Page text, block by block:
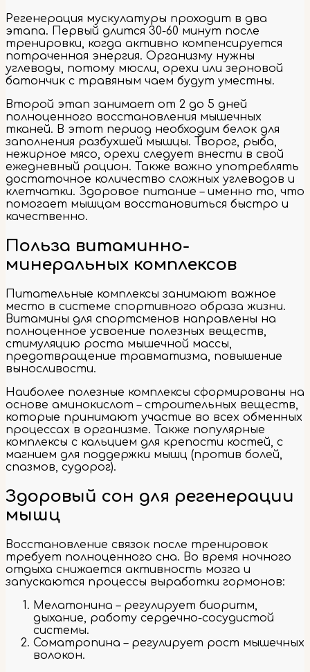
Регенерация мускулатуры проходит в два
этапа. Первый длится 30-60 минут после
тренировки, когда активно компенсируется
потраченная энергия. Организму нужны
углеводы, потому мюсли, орехи или зерновой
батончик с травяным чаем будут уместны.
Второй этап занимает от 2 до 5 дней
полноценного восстановления мышечных
тканей. В этот период необходим белок для
заполнения разбухшей мышцы. Творог, рыба,
нежирное мясо, орехи следует внести в свой
ежедневный рацион. Также важно употреблять
достаточное количество сложных углеводов и
клетчатки. Здоровое питание – именно то, что
помогает мышцам восстановиться быстро и
качественно.
Польза витаминно-
минеральных комплексов
Питательные комплексы занимают важное
место в системе спортивного образа жизни.
Витамины для спортсменов направлены на
полноценное усвоение полезных веществ,
стимуляцию роста мышечной массы,
предотвращение травматизма, повышение
выносливости.
Наиболее полезные комплексы сформированы на
основе аминокислот – строительных веществ,
которые принимают участие во всех обменных
процессах в организме. Также популярные
комплексы с кальцием для крепости костей, с
магнием для поддержки мышц (против болей,
спазмов, судорог).
Здоровый сон для регенерации
мышц
Восстановление связок после тренировок
требует полноценного сна. Во время ночного
отдыха снижается активность мозга и
запускаются процессы выработки гормонов:
Мелатонина – регулирует биоритм,
дыхание, работу сердечно-сосудистой
системы.
Соматропина – регулирует рост мышечных
волокон.